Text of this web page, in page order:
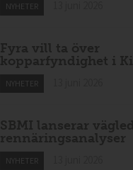
NYHETER
Fyra vill ta över
kopparfyndighet i
NYHETER
SBMI lanserar
rennäringsanalyser
NYHETER